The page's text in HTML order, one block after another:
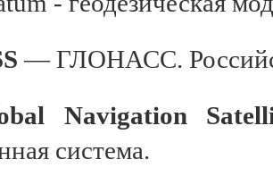
— ГЛОНАСС.
Navigation
система.